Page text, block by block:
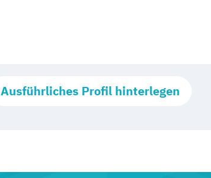
Ausführliches Profil hinterlegen